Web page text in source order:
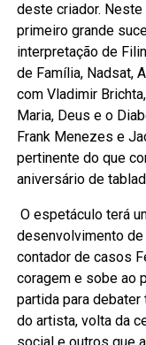
deste criador.
primeiro grande
interpretação de
de Família, Nadsat,
com Vladimir
Maria, Deus e o
Frank Menezes e
pertinente do que
aniversário de
O espetáculo terá
desenvolvimento
contador de casos
coragem e sobe ao
partida para
do artista, volta da